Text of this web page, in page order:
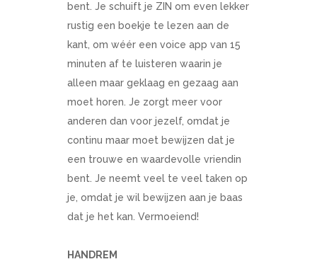
bent. Je schuift je ZIN om even lekker
rustig een boekje te lezen aan de
kant, om wéér een voice app van 15
minuten af te luisteren waarin je
alleen maar geklaag en gezaag aan
moet horen. Je zorgt meer voor
anderen dan voor jezelf, omdat je
continu maar moet bewijzen dat je
een trouwe en waardevolle vriendin
bent. Je neemt veel te veel taken op
je, omdat je wil bewijzen aan je baas
dat je het kan. Vermoeiend!
HANDREM